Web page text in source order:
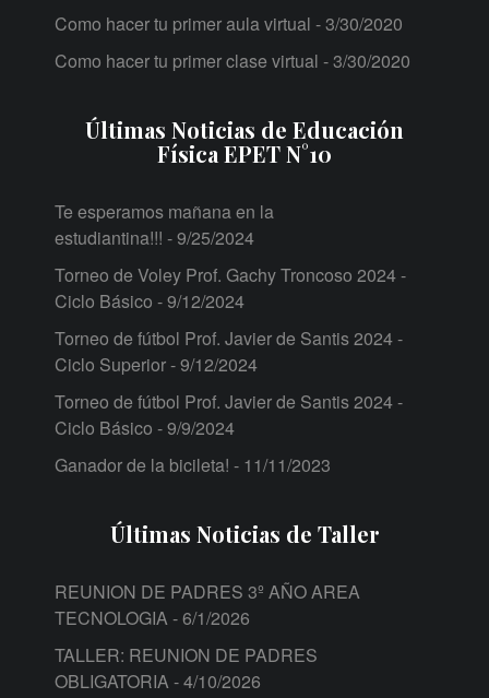
Como hacer tu primer aula virtual - 3/30/2020
Como hacer tu primer clase virtual - 3/30/2020
Últimas Noticias de Educación
Física EPET N°10
Te esperamos mañana en la
estudiantina!!! - 9/25/2024
Torneo de Voley Prof. Gachy Troncoso 2024 -
Ciclo Básico - 9/12/2024
Torneo de fútbol Prof. Javier de Santis 2024 -
Ciclo Superior- 9/12/2024
Torneo de fútbol Prof. Javier de Santis 2024 -
Ciclo Básico - 9/9/2024
Ganador de la bicileta! - 11/11/2023
Últimas Noticias de Taller
REUNION DE PADRES 3º AÑO AREA
TECNOLOGIA - 6/1/2026
TALLER: REUNION DE PADRES
OBLIGATORIA - 4/10/2026